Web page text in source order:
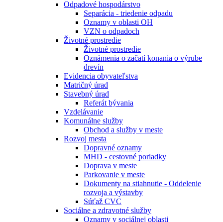
Odpadové hospodárstvo
Separácia - triedenie odpadu
Oznamy v oblasti OH
VZN o odpadoch
Životné prostredie
Životné prostredie
Oznámenia o začatí konania o výrube
drevín
Evidencia obyvateľstva
Matričný úrad
Stavebný úrad
Referát bývania
Vzdelávanie
Komunálne služby
Obchod a služby v meste
Rozvoj mesta
Dopravné oznamy
MHD - cestovné poriadky
Doprava v meste
Parkovanie v meste
Dokumenty na stiahnutie - Oddelenie
rozvoja a výstavby
Súťaž CVC
Sociálne a zdravotné služby
Oznamy v sociálnej oblasti